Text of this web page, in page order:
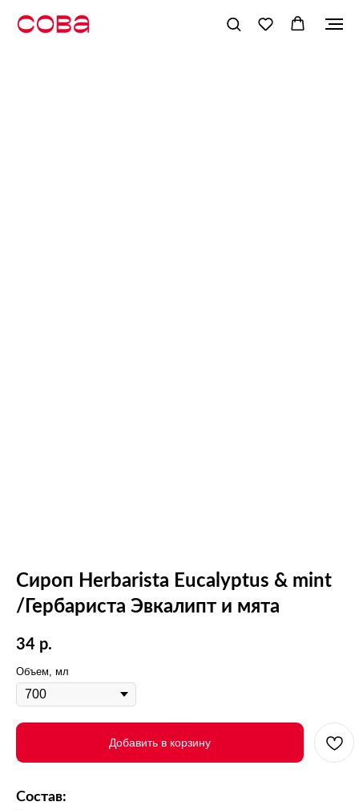
Сироп Herbarista Eucalyptus & mint
/Гербариста Эвкалипт и мята
34 р.
Объем, мл
Добавить в корзину
Состав: